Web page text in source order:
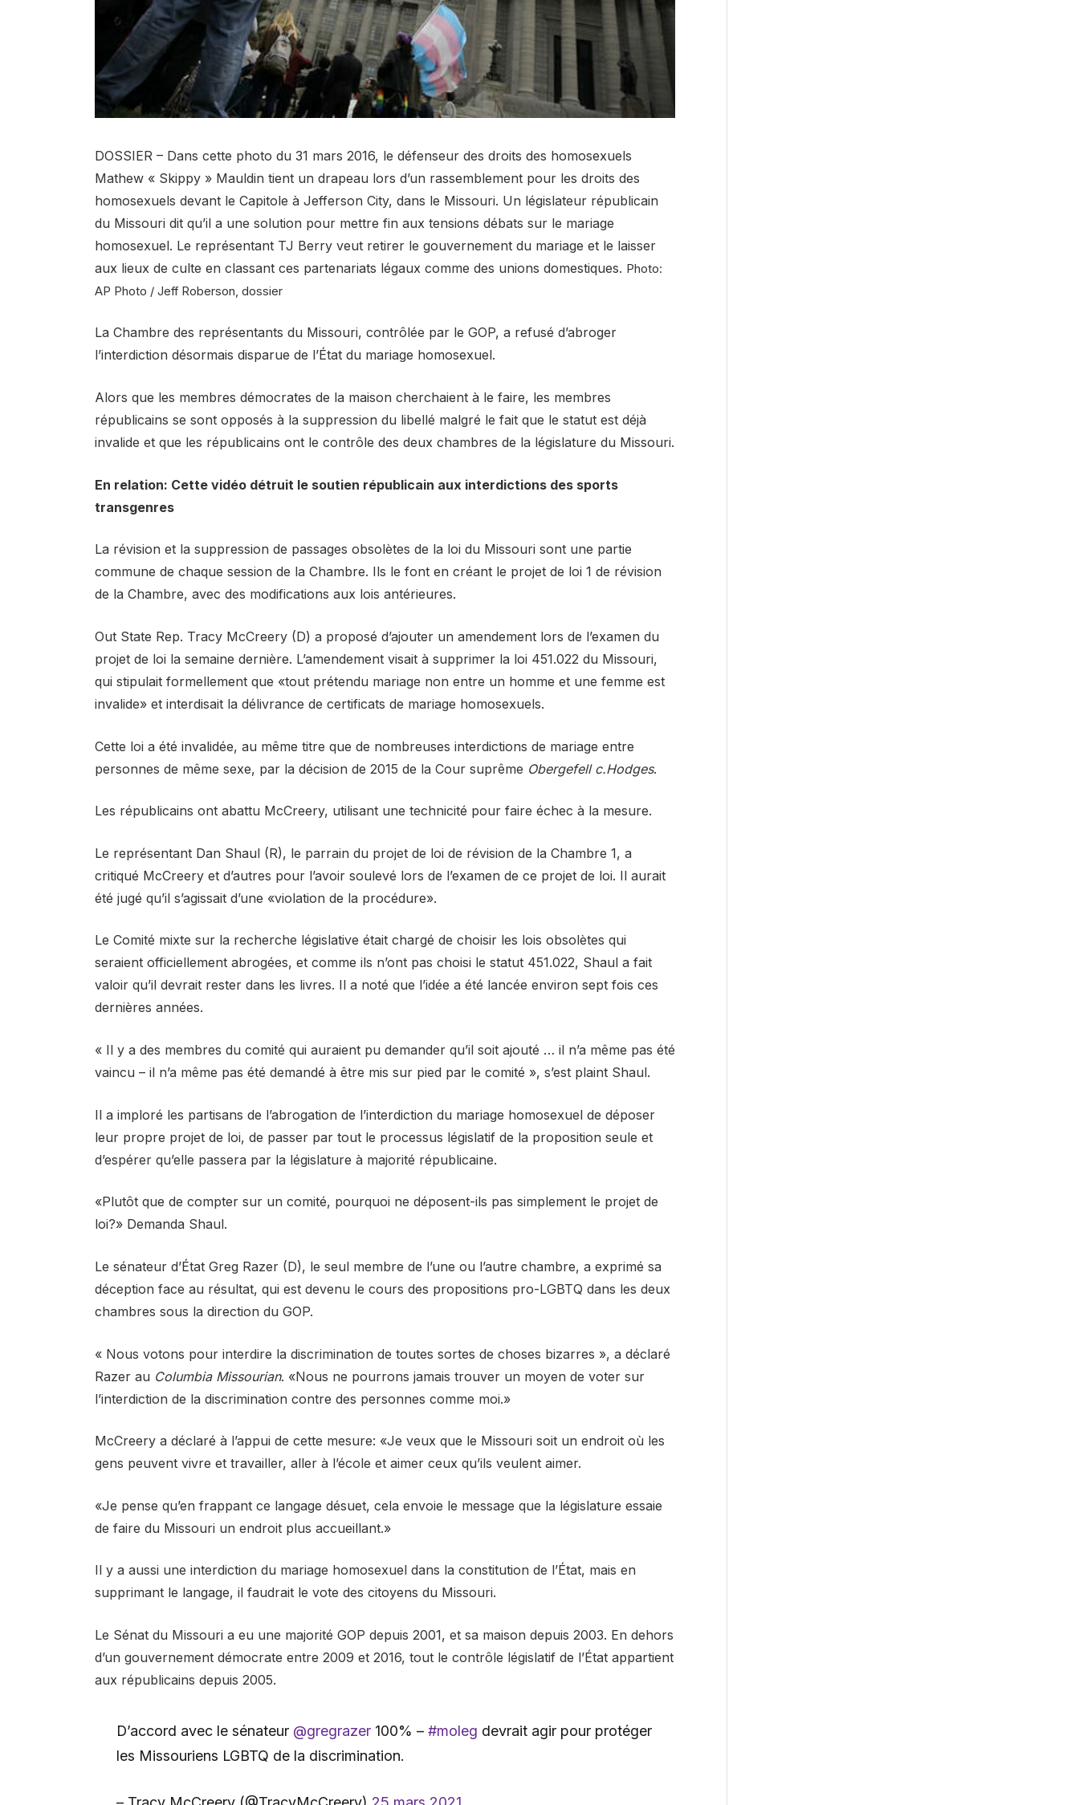
DOSSIER – Dans cette photo du 31 mars 2016, le défenseur des droits des homosexuels
Mathew « Skippy » Mauldin tient un drapeau lors d’un rassemblement pour les droits des
homosexuels devant le Capitole à Jefferson City, dans le Missouri. Un législateur républicain
du Missouri dit qu’il a une solution pour mettre fin aux tensions débats sur le mariage
homosexuel. Le représentant TJ Berry veut retirer le gouvernement du mariage et le laisser
aux lieux de culte en classant ces partenariats légaux comme des unions domestiques. Photo:
AP Photo / Jeff Roberson, dossier
La Chambre des représentants du Missouri, contrôlée par le GOP, a refusé d’abroger
l’interdiction désormais disparue de l’État du mariage homosexuel.
Alors que les membres démocrates de la maison cherchaient à le faire, les membres
républicains se sont opposés à la suppression du libellé malgré le fait que le statut est déjà
invalide et que les républicains ont le contrôle des deux chambres de la législature du Missouri.
En relation: Cette vidéo détruit le soutien républicain aux interdictions des sports
transgenres
La révision et la suppression de passages obsolètes de la loi du Missouri sont une partie
commune de chaque session de la Chambre. Ils le font en créant le projet de loi 1 de révision
de la Chambre, avec des modifications aux lois antérieures.
Out State Rep. Tracy McCreery (D) a proposé d’ajouter un amendement lors de l’examen du
projet de loi la semaine dernière. L’amendement visait à supprimer la loi 451.022 du Missouri,
qui stipulait formellement que «tout prétendu mariage non entre un homme et une femme est
invalide» et interdisait la délivrance de certificats de mariage homosexuels.
Cette loi a été invalidée, au même titre que de nombreuses interdictions de mariage entre
personnes de même sexe, par la décision de 2015 de la Cour suprême Obergefell c.Hodges.
Les républicains ont abattu McCreery, utilisant une technicité pour faire échec à la mesure.
Le représentant Dan Shaul (R), le parrain du projet de loi de révision de la Chambre 1, a
critiqué McCreery et d’autres pour l’avoir soulevé lors de l’examen de ce projet de loi. Il aurait
été jugé qu’il s’agissait d’une «violation de la procédure».
Le Comité mixte sur la recherche législative était chargé de choisir les lois obsolètes qui
seraient officiellement abrogées, et comme ils n’ont pas choisi le statut 451.022, Shaul a fait
valoir qu’il devrait rester dans les livres. Il a noté que l’idée a été lancée environ sept fois ces
dernières années.
« Il y a des membres du comité qui auraient pu demander qu’il soit ajouté … il n’a même pas été
vaincu – il n’a même pas été demandé à être mis sur pied par le comité », s’est plaint Shaul.
Il a imploré les partisans de l’abrogation de l’interdiction du mariage homosexuel de déposer
leur propre projet de loi, de passer par tout le processus législatif de la proposition seule et
d’espérer qu’elle passera par la législature à majorité républicaine.
«Plutôt que de compter sur un comité, pourquoi ne déposent-ils pas simplement le projet de
loi?» Demanda Shaul.
Le sénateur d’État Greg Razer (D), le seul membre de l’une ou l’autre chambre, a exprimé sa
déception face au résultat, qui est devenu le cours des propositions pro-LGBTQ dans les deux
chambres sous la direction du GOP.
« Nous votons pour interdire la discrimination de toutes sortes de choses bizarres », a déclaré
Razer au Columbia Missourian. «Nous ne pourrons jamais trouver un moyen de voter sur
l’interdiction de la discrimination contre des personnes comme moi.»
McCreery a déclaré à l’appui de cette mesure: «Je veux que le Missouri soit un endroit où les
gens peuvent vivre et travailler, aller à l’école et aimer ceux qu’ils veulent aimer.
«Je pense qu’en frappant ce langage désuet, cela envoie le message que la législature essaie
de faire du Missouri un endroit plus accueillant.»
Il y a aussi une interdiction du mariage homosexuel dans la constitution de l’État, mais en
supprimant le langage, il faudrait le vote des citoyens du Missouri.
Le Sénat du Missouri a eu une majorité GOP depuis 2001, et sa maison depuis 2003. En dehors
d’un gouvernement démocrate entre 2009 et 2016, tout le contrôle législatif de l’État appartient
aux républicains depuis 2005.
D’accord avec le sénateur @gregrazer100% – #moleg devrait agir pour protéger
les Missouriens LGBTQ de la discrimination.